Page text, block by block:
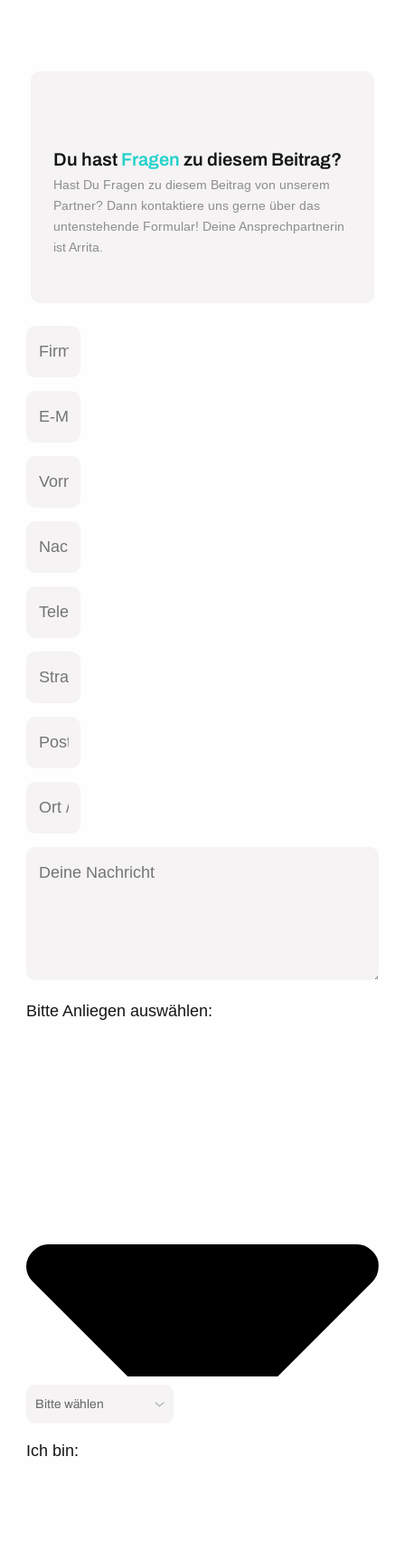
Du hast Fragen zu diesem Beitrag?
Hast Du Fragen zu diesem Beitrag von unserem
Partner? Dann kontaktiere uns gerne über das
untenstehende Formular! Deine Ansprechpartnerin
ist Arrita.
Bitte Anliegen auswählen:
Ich bin: